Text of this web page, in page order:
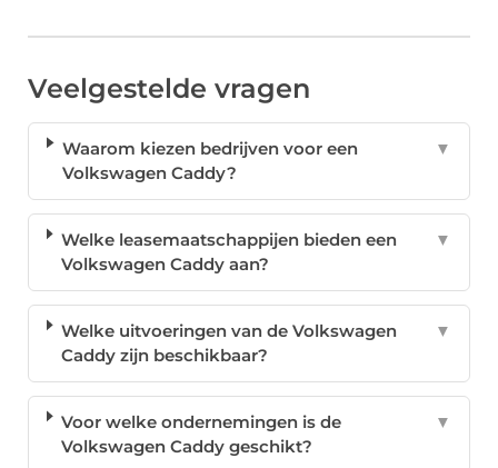
Veelgestelde vragen
Waarom kiezen bedrijven voor een
Volkswagen Caddy?
▼
Welke leasemaatschappijen bieden een
Volkswagen Caddy aan?
▼
Welke uitvoeringen van de Volkswagen
Caddy zijn beschikbaar?
▼
Voor welke ondernemingen is de
Volkswagen Caddy geschikt?
▼